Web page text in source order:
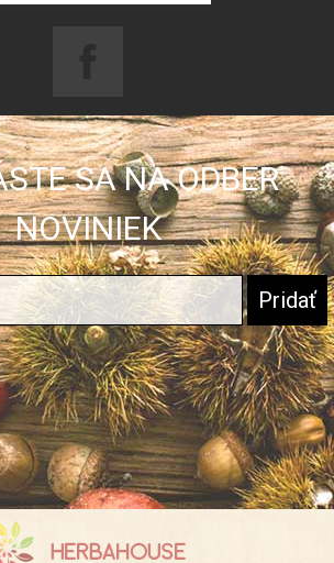
SA NA ODBER
NOVINIEK